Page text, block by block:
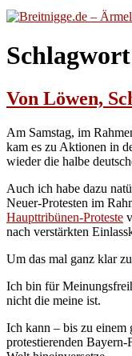
Von Löwen,
Am Samstag, im
kam es zu Aktionen in
wieder die halbe
Auch ich habe dazu
Neuer-Protesten im
Haupttribünen-Proteste
nach verstärkten
Um das mal ganz klar
Ich bin für
nicht die meine ist.
Ich kann – bis zu einem
protestierenden